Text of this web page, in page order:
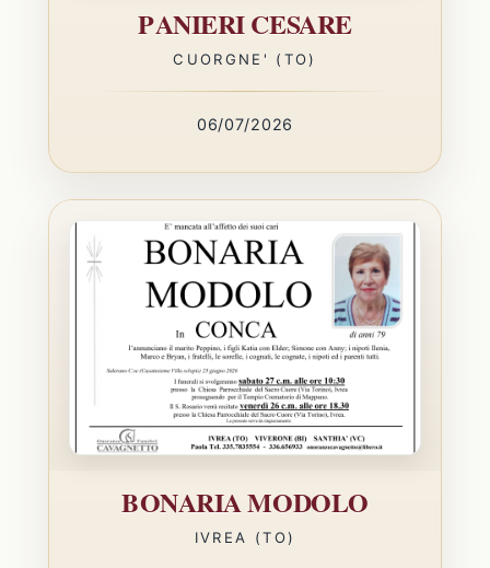
PANIERI CESARE
CUORGNE' (TO)
06/07/2026
BONARIA MODOLO
IVREA (TO)